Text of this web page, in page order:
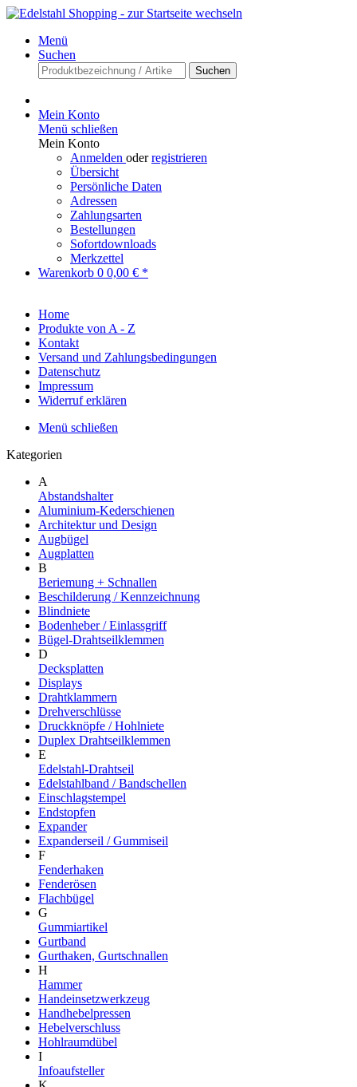
Menü
Suchen
Suchen
Mein Konto
Menü schließen
Mein Konto
Anmelden oderregistrieren
Übersicht
Persönliche Daten
Adressen
Zahlungsarten
Bestellungen
Sofortdownloads
Merkzettel
Warenkorb 0 0,00 € *
Home
Produkte von A - Z
Kontakt
Versand und Zahlungsbedingungen
Datenschutz
Impressum
Widerruf erklären
Menü schließen
Kategorien
A
Abstandshalter
Aluminium-Kederschienen
Architektur und Design
Augbügel
Augplatten
B
Beriemung + Schnallen
Beschilderung / Kennzeichnung
Blindniete
Bodenheber / Einlassgriff
Bügel-Drahtseilklemmen
D
Decksplatten
Displays
Drahtklammern
Drehverschlüsse
Druckknöpfe / Hohlniete
Duplex Drahtseilklemmen
E
Edelstahl-Drahtseil
Edelstahlband / Bandschellen
Einschlagstempel
Endstopfen
Expander
Expanderseil / Gummiseil
F
Fenderhaken
Fenderösen
Flachbügel
G
Gummiartikel
Gurtband
Gurthaken, Gurtschnallen
H
Hammer
Handeinsetzwerkzeug
Handhebelpressen
Hebelverschluss
Hohlraumdübel
I
Infoaufsteller